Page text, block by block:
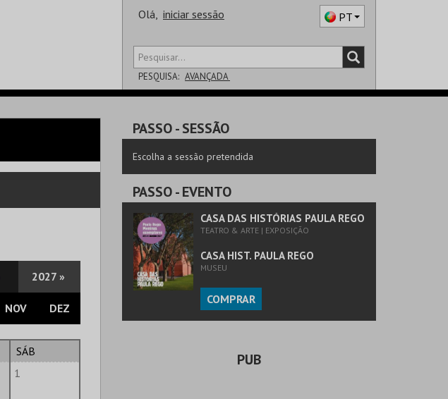
Olá, iniciar sessão PT
PESQUISA: AVANÇADA
2027 »
NOV DEZ
SÁB
1
PASSO- SESSÃO
Escolha a sessão pretendida
PASSO- EVENTO
CASA DAS HISTÓRIAS PAULA REGO
TEATRO & ARTE | EXPOSIÇÃO
CASA HIST. PAULA REGO
MUSEU
COMPRAR
PUB